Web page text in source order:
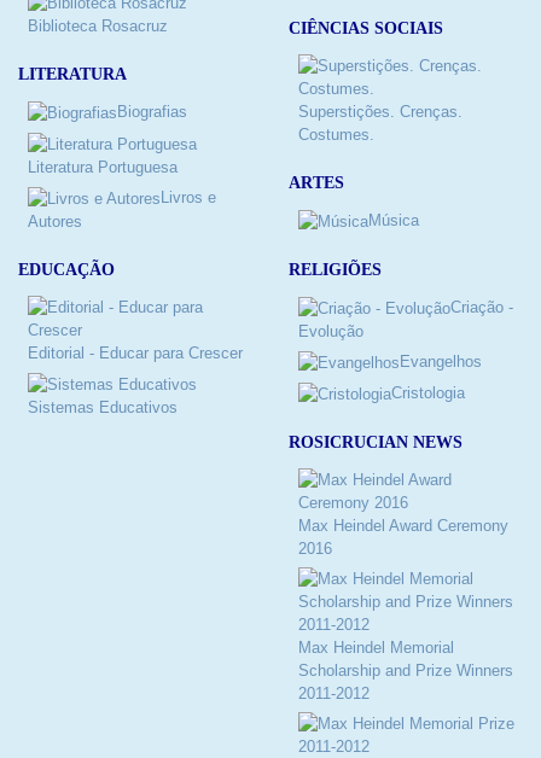
Biblioteca Rosacruz
LITERATURA
Biografias
Literatura Portuguesa
Livros e
Autores
EDUCAÇÃO
Editorial - Educar para Crescer
Sistemas Educativos
CIÊNCIAS SOCIAIS
Superstições. Crenças.
Costumes.
ARTES
Música
RELIGIÕES
Criação -
Evolução
Evangelhos
Cristologia
ROSICRUCIAN NEWS
Max Heindel Award Ceremony
2016
Max Heindel Memorial
Scholarship and Prize Winners
2011-2012